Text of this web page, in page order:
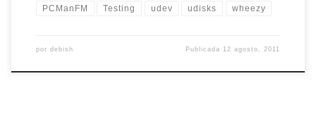
PCManFM Testing udev udisks wheezy
por debish Publicada 12 agosto, 2011